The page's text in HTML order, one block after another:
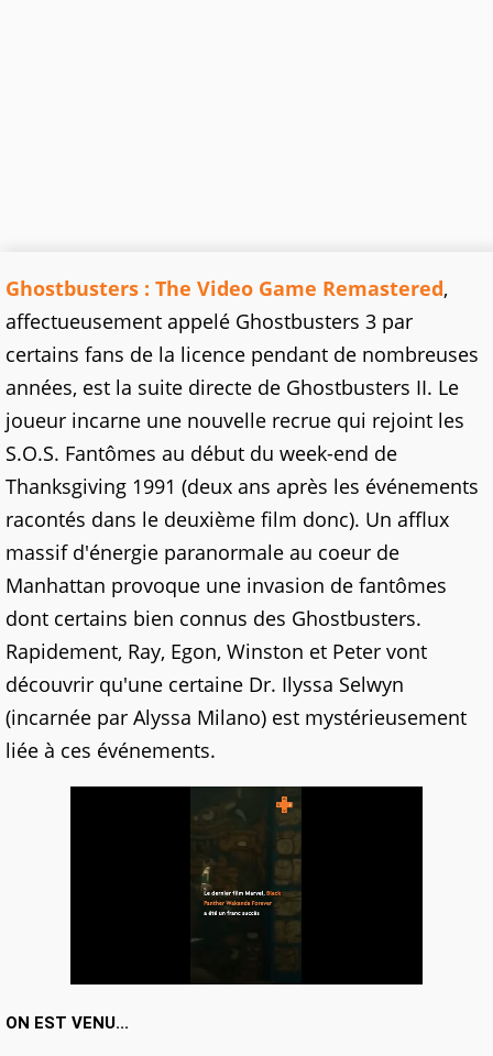
Ghostbusters : The Video Game Remastered,
affectueusement appelé Ghostbusters 3 par
certains fans de la licence pendant de nombreuses
années, est la suite directe de Ghostbusters II. Le
joueur incarne une nouvelle recrue qui rejoint les
S.O.S. Fantômes au début du week-end de
Thanksgiving 1991 (deux ans après les événements
racontés dans le deuxième film donc). Un afflux
massif d'énergie paranormale au coeur de
Manhattan provoque une invasion de fantômes
dont certains bien connus des Ghostbusters.
Rapidement, Ray, Egon, Winston et Peter vont
découvrir qu'une certaine Dr. Ilyssa Selwyn
(incarnée par Alyssa Milano) est mystérieusement
liée à ces événements.
ON EST VENU...